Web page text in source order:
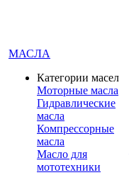
МАСЛА
Категории масел
Моторные масла
Гидравлические
масла
Компрессорные
масла
Масло для
мототехники